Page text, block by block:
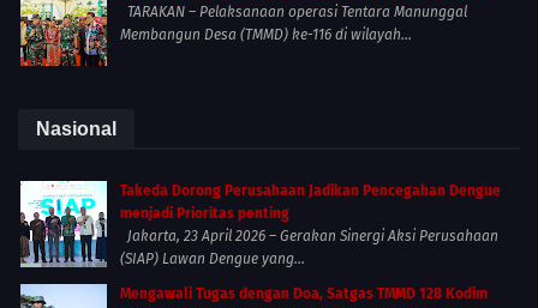
TARAKAN – Pelaksanaan operasi Tentara Manunggal
Membangun Desa (TMMD) ke-116 di wilayah...
Nasional
Takeda Dorong Perusahaan Jadikan Pencegahan Dengue
menjadi Prioritas penting
Jakarta, 23 April 2026 – Gerakan Sinergi Aksi Perusahaan
(SIAP) Lawan Dengue yang...
Mengawali Tugas dengan Doa, Satgas TMMD 128 Kodim